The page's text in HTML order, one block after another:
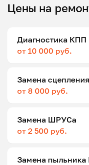
Цены на
Диагностика КПП
от 10 000 руб.
Замена сцепления
от 8 000 руб.
Замена ШРУСа
от 2 500 руб.
Замена